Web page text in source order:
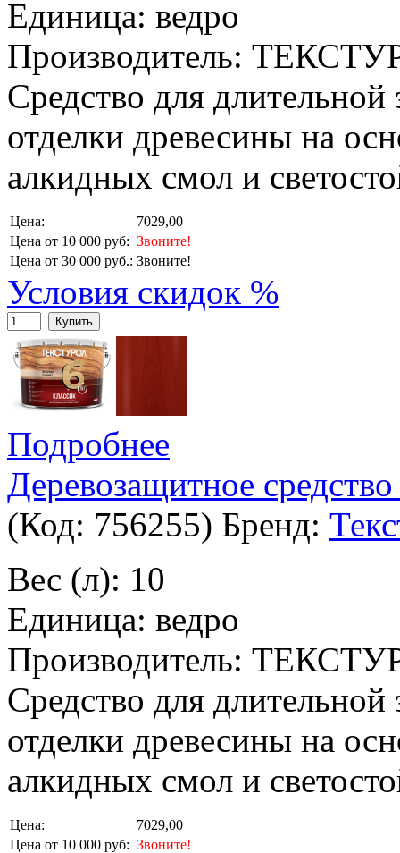
Единица: ведро
Производитель:
Средство для
отделки древесины на
алкидных смол и
Цена:
7029,00
Цена от 10 000 руб: Звоните!
Цена от 30 000 руб.: Звоните!
Условия скидок %
Купить
Подробнее
Деревозащитное
(Код: 756255) Бренд:
Вес (л): 10
Единица: ведро
Производитель:
Средство для
отделки древесины на
алкидных смол и
Цена:
7029,00
Цена от 10 000 руб: Звоните!